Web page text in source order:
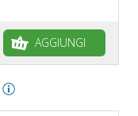
AGGIUNGI